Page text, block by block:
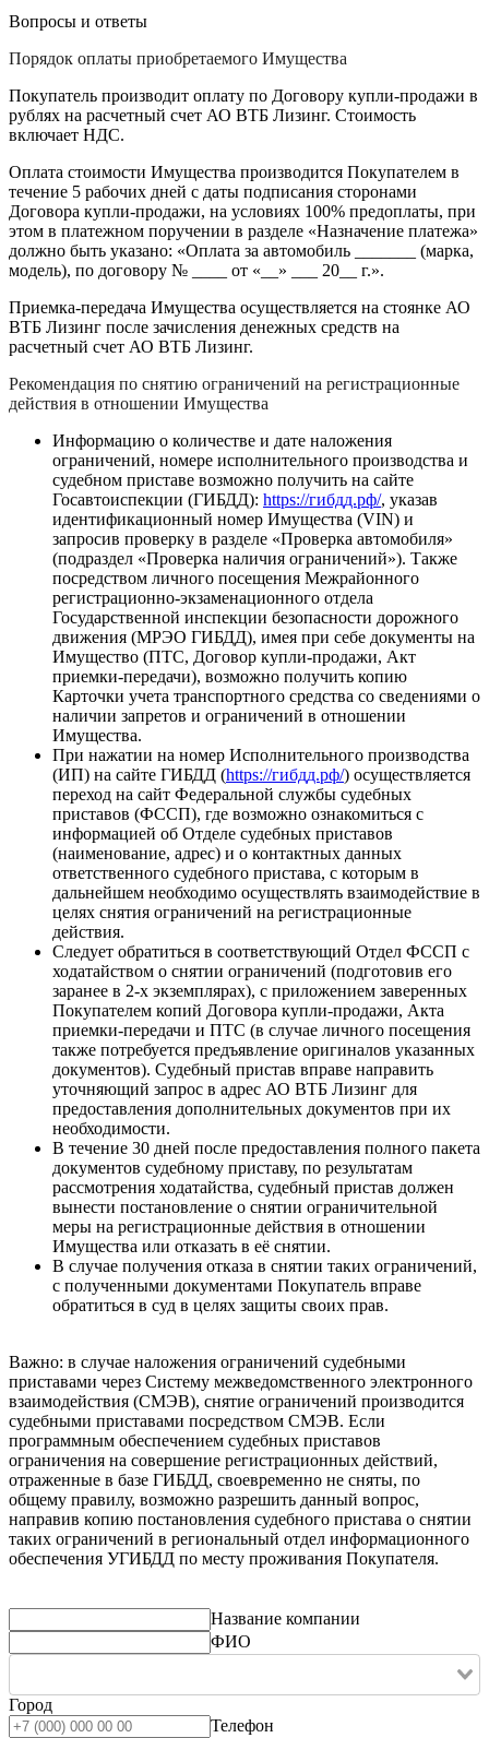
Вопросы и ответы
Порядок оплаты приобретаемого Имущества
Покупатель производит оплату по Договору купли-продажи в
рублях на расчетный счет АО ВТБ Лизинг. Стоимость
включает НДС.
Оплата стоимости Имущества производится Покупателем в
течение 5 рабочих дней с даты подписания сторонами
Договора купли-продажи, на условиях 100% предоплаты, при
этом в платежном поручении в разделе «Назначение платежа»
должно быть указано: «Оплата за автомобиль _______ (марка,
модель), по договору № ____ от «__» ___ 20__ г.».
Приемка-передача Имущества осуществляется на стоянке АО
ВТБ Лизинг после зачисления денежных средств на
расчетный счет АО ВТБ Лизинг.
Рекомендация по снятию ограничений на регистрационные
действия в отношении Имущества
Информацию о количестве и дате наложения
ограничений, номере исполнительного производства и
судебном приставе возможно получить на сайте
Госавтоиспекции (ГИБДД): https://гибдд.рф/, указав
идентификационный номер Имущества (VIN) и
запросив проверку в разделе «Проверка автомобиля»
(подраздел «Проверка наличия ограничений»). Также
посредством личного посещения Межрайонного
регистрационно-экзаменационного отдела
Государственной инспекции безопасности дорожного
движения (МРЭО ГИБДД), имея при себе документы на
Имущество (ПТС, Договор купли-продажи, Акт
приемки-передачи), возможно получить копию
Карточки учета транспортного средства со сведениями о
наличии запретов и ограничений в отношении
Имущества.
При нажатии на номер Исполнительного производства
(ИП) на сайте ГИБДД (https://гибдд.рф/) осуществляется
переход на сайт Федеральной службы судебных
приставов (ФССП), где возможно ознакомиться с
информацией об Отделе судебных приставов
(наименование, адрес) и о контактных данных
ответственного судебного пристава, с которым в
дальнейшем необходимо осуществлять взаимодействие в
целях снятия ограничений на регистрационные
действия.
Следует обратиться в соответствующий Отдел ФССП с
ходатайством о снятии ограничений (подготовив его
заранее в 2-х экземплярах), с приложением заверенных
Покупателем копий Договора купли-продажи, Акта
приемки-передачи и ПТС (в случае личного посещения
также потребуется предъявление оригиналов указанных
документов). Судебный пристав вправе направить
уточняющий запрос в адрес АО ВТБ Лизинг для
предоставления дополнительных документов при их
необходимости.
В течение 30 дней после предоставления полного пакета
документов судебному приставу, по результатам
рассмотрения ходатайства, судебный пристав должен
вынести постановление о снятии ограничительной
меры на регистрационные действия в отношении
Имущества или отказать в её снятии.
В случае получения отказа в снятии таких ограничений,
с полученными документами Покупатель вправе
обратиться в суд в целях защиты своих прав.
Важно: в случае наложения ограничений судебными
приставами через Систему межведомственного электронного
взаимодействия (СМЭВ), снятие ограничений производится
судебными приставами посредством СМЭВ. Если
программным обеспечением судебных приставов
ограничения на совершение регистрационных действий,
отраженные в базе ГИБДД, своевременно не сняты, по
общему правилу, возможно разрешить данный вопрос,
направив копию постановления судебного пристава о снятии
таких ограничений в региональный отдел информационного
обеспечения УГИБДД по месту проживания Покупателя.
Название компании
ФИО
Город
Телефон